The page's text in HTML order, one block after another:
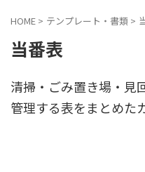
HOME > テンプレート・書類 >
当番表
清掃・ごみ置き場・見
管理する表をまとめた